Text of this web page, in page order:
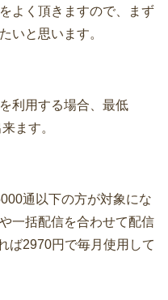
よく頂きますので、まず
いと思います。
利用する場合、最低
ます。
通以下の方が対象にな
一括配信を合わせて配信
ば2970円で毎月使用して